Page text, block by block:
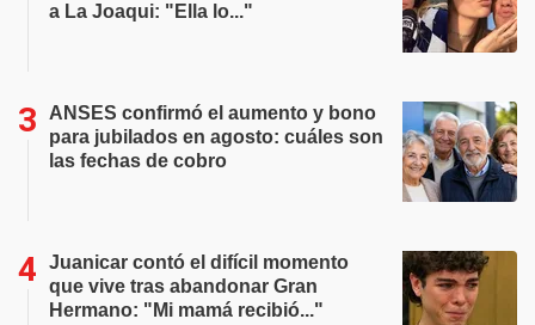
a La Joaqui: "Ella lo..."
ANSES confirmó el aumento y bono
para jubilados en agosto: cuáles son
las fechas de cobro
Juanicar contó el difícil momento
que vive tras abandonar Gran
Hermano: "Mi mamá recibió..."